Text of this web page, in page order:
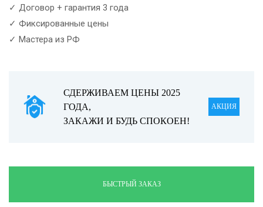
✓ Договор + гарантия 3 года
✓ Фиксированные цены
✓ Мастера из РФ
СДЕРЖИВАЕМ ЦЕНЫ 2025
ГОДА,
ЗАКАЖИ И БУДЬ СПОКОЕН!
АКЦИЯ
БЫСТРЫЙ ЗАКАЗ